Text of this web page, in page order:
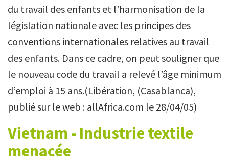
du travail des enfants et l’harmonisation de la
législation nationale avec les principes des
conventions internationales relatives au travail
des enfants. Dans ce cadre, on peut souligner que
le nouveau code du travail a relevé l’âge minimum
d’emploi à 15 ans.(Libération, (Casablanca),
publié sur le web : allAfrica.com le 28/04/05)
Vietnam - Industrie textile
menacée